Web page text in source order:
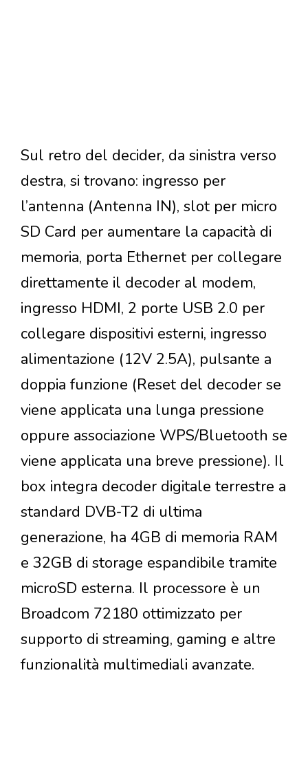
Sul retro del decider, da sinistra verso
destra, si trovano: ingresso per
l’antenna (Antenna IN), slot per micro
SD Card per aumentare la capacità di
memoria, porta Ethernet per collegare
direttamente il decoder al modem,
ingresso HDMI, 2 porte USB 2.0 per
collegare dispositivi esterni, ingresso
alimentazione (12V 2.5A), pulsante a
doppia funzione (Reset del decoder se
viene applicata una lunga pressione
oppure associazione WPS/Bluetooth se
viene applicata una breve pressione). Il
box integra decoder digitale terrestre a
standard DVB-T2 di ultima
generazione, ha 4GB di memoria RAM
e 32GB di storage espandibile tramite
microSD esterna. Il processore è un
Broadcom 72180 ottimizzato per
supporto di streaming, gaming e altre
funzionalità multimediali avanzate.